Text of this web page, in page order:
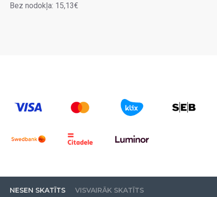
Bez nodokļa: 15,13€
NESEN SKATĪTS VISVAIRĀK SKATĪTS